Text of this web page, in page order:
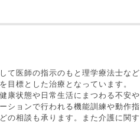
て医師の指示のもと理学療法士など
目標とした治療となっています。
康状態や日常生活にまつわる不安や
ションで行われる機能訓練や動作指
の相談も承ります。また介護に関す